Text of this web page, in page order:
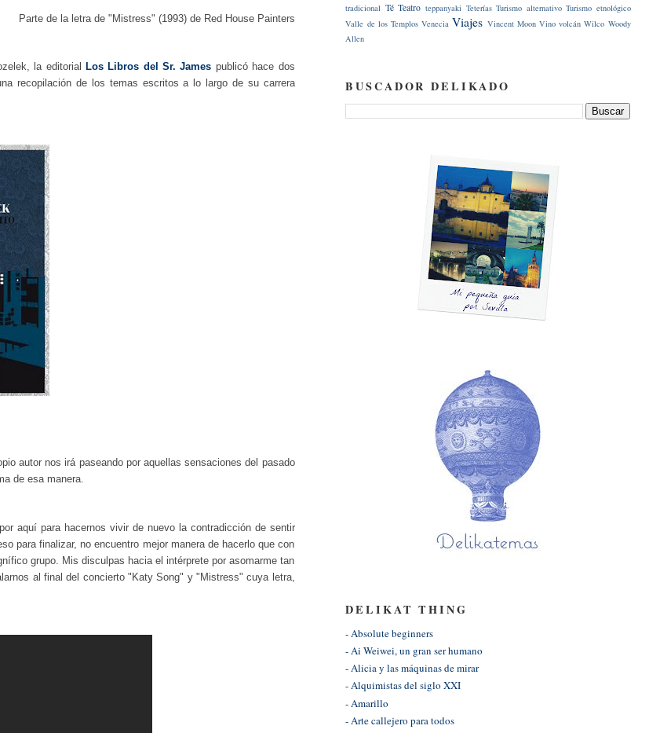
Parte de la letra de "Mistress" (1993) de Red House Painters
la editorial Los Libros del Sr. James publicó hace dos
recopilación de los temas escritos a lo largo de su carrera
autor nos irá paseando por aquellas sensaciones del pasado
de esa manera.
aquí para hacernos vivir de nuevo la contradicción de sentir
para finalizar, no encuentro mejor manera de hacerlo que con
grupo. Mis disculpas hacia el intérprete por asomarme tan
al final del concierto "Katy Song" y "Mistress" cuya letra,
tradicional Té Teatro teppanyaki Teterías Turismo alternativo Turismo etnológico
Valle de los Templos Venecia Viajes Vincent Moon Vino volcán Wilco Woody
Allen
BUSCADOR DELIKADO
DELIKAT THING
- Absolute beginners
- Ai Weiwei, un gran ser humano
- Alicia y las máquinas de mirar
- Alquimistas del siglo XXI
- Amarillo
- Arte callejero para todos